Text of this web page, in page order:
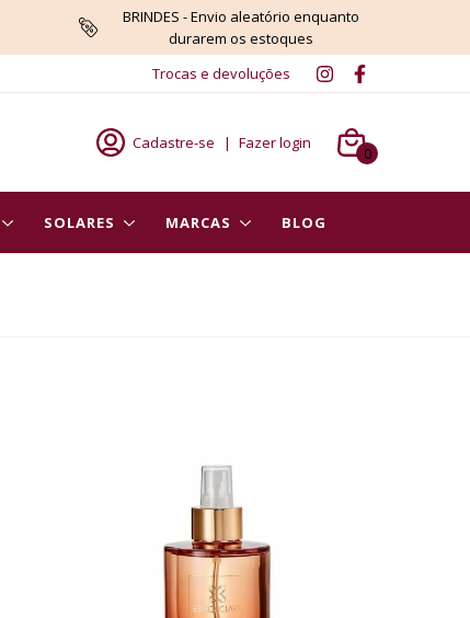
BRINDES - Envio aleatório enquanto
durarem os estoques
Trocas e devoluções
Cadastre-se | Fazer login
0
SOLARES MARCAS BLOG